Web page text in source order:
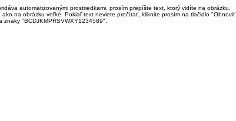
automatizovanými prostriedkami, prosím prepíšte text, ktorý vidíte na obrázku.
na obrázku veľké. Pokiaľ text neviete prečítať, kliknite prosím na tlačidlo "Obnoviť
"BCDJKMPRSVWXY1234589".